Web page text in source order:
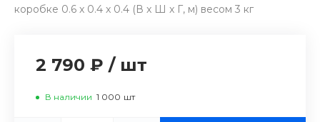
коробке 0.6 x 0.4 x 0.4 (В x Ш x Г, м) весом 3 кг
2 790 ₽ / шт
В наличии 1 000 шт